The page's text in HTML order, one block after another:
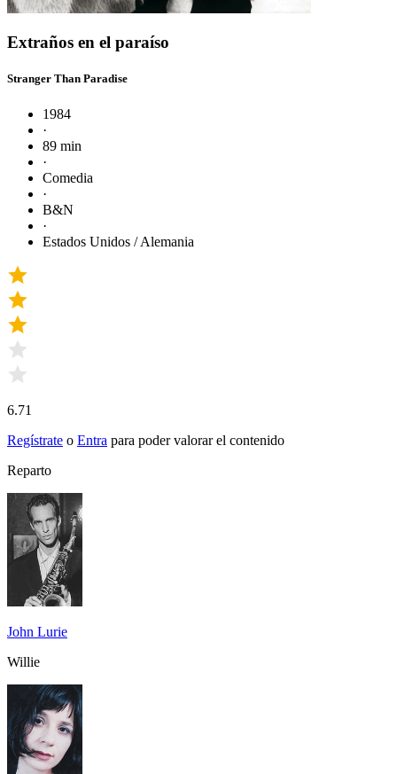
Extraños en el paraíso
Stranger Than Paradise
1984
·
89 min
·
Comedia
·
B&N
·
Estados Unidos / Alemania
6.71
Regístrate o Entra para poder valorar el contenido
Reparto
John Lurie
Willie